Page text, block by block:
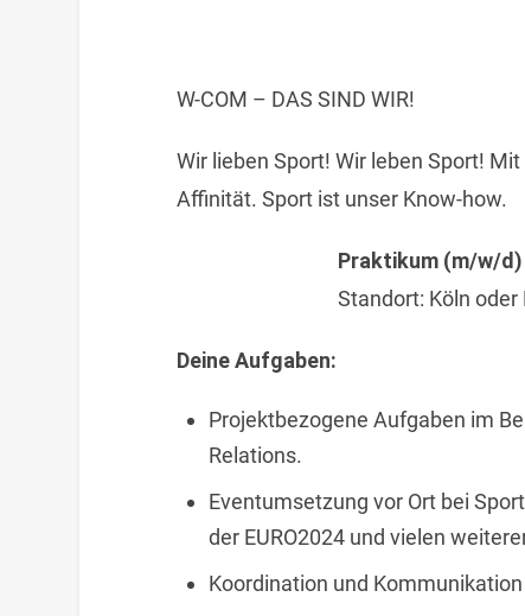
W-COM – DAS SIND WIR!
Wir lieben Sport! Wir leben Sport!
Affinität. Sport ist unser Know-how.
Praktikum (m/w/
Standort: Köln
Deine Aufgaben:
Projektbezogene Aufgaben im
Relations.
Eventumsetzung vor Ort bei
der EURO2024 und vielen
Koordination und